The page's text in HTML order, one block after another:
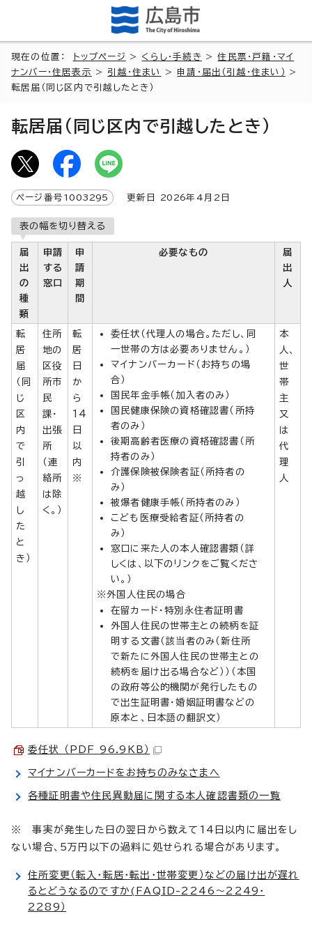
現在の位置： トップページ > くらし・手続き >住民票・戸籍・マイ
ナンバー・住居表示
> 引越・住まい > 申請・届出（引越・住まい）
>
転居届（同じ区内で引越したとき）
転居届（同じ区内で引越したとき）
ページ番号 1003295 更新日 2026年4月2日
表の幅を切り替える
届
出
の
種
類
申請
する
窓口
申
請
期
間
必要なもの
届
出
人
転
居
届
（同
じ
区
内
で
引
っ
越
し
た
と
き）
住所
地の
区役
所市
民
課・
出張
所
（連
絡所
は除
く。）
転
居
日
か
ら
14
日
以
内
※
委任状（代理人の場合。ただし、同
一世帯の方は必要ありません。）
マイナンバーカード（お持ちの場
合）
国民年金手帳（加入者のみ）
国民健康保険の資格確認書（所持
者のみ）
後期高齢者医療の資格確認書（所
持者のみ）
介護保険被保険者証（所持者の
み）
被爆者健康手帳（所持者のみ）
こども医療受給者証（所持者の
み）
窓口に来た人の本人確認書類（詳
しくは、以下のリンクをご覧くださ
い。）
※外国人住民の場合
在留カード・特別永住者証明書
外国人住民の世帯主との続柄を証
明する文書（該当者のみ（新住所
で新たに外国人住民の世帯主との
続柄を届け出る場合など））（本国
の政府等公的機関が発行したもの
で出生証明書・婚姻証明書などの
原本と、日本語の翻訳文）
本
人、
世
帯
主
又
は
代
理
人
委任状 （PDF 96.9KB）
マイナンバーカードをお持ちのみなさまへ
各種証明書や住民異動届に関する本人確認書類の一覧
※ 事実が発生した日の翌日から数えて14日以内に届出をし
ない場合、5万円以下の過料に処せられる場合があります。
住所変更（転入・転居・転出・世帯変更）などの届け出が遅れ
るとどうなるのですか(FAQID-2246～2249・
2289）